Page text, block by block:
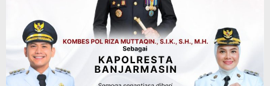
Pemerintahan Sosial & Keagamaan
Banjarmasin Pilot Project Perlinsos
Digital, Target 30 Persen IKD Masih